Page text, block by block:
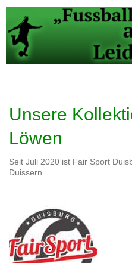
Unsere
Löwen
Seit Juli 2020 ist Fair Sport
Duissern.